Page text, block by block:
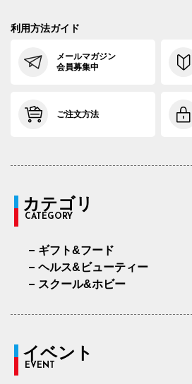
利用方法ガイド
メールマガジン
会員募集中
ご注文方法
カテゴリ
CATEGORY
ギフト&フード
ヘルス&ビューティー
スクール&ホビー
イベント
EVENT